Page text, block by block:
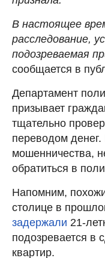
В настоящее
расследование,
подозреваемая
сообщается в
Департамент
призывает
тщательно
переводом
мошенничества,
обратиться в
Напомним,
столице в
задержали 21-
подозревается в
квартир.